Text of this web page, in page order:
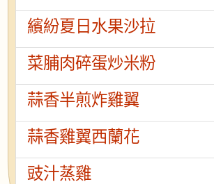
繽紛夏日水果沙拉
菜脯肉碎蛋炒米粉
蒜香半煎炸雞翼
蒜香雞翼西蘭花
豉汁蒸雞